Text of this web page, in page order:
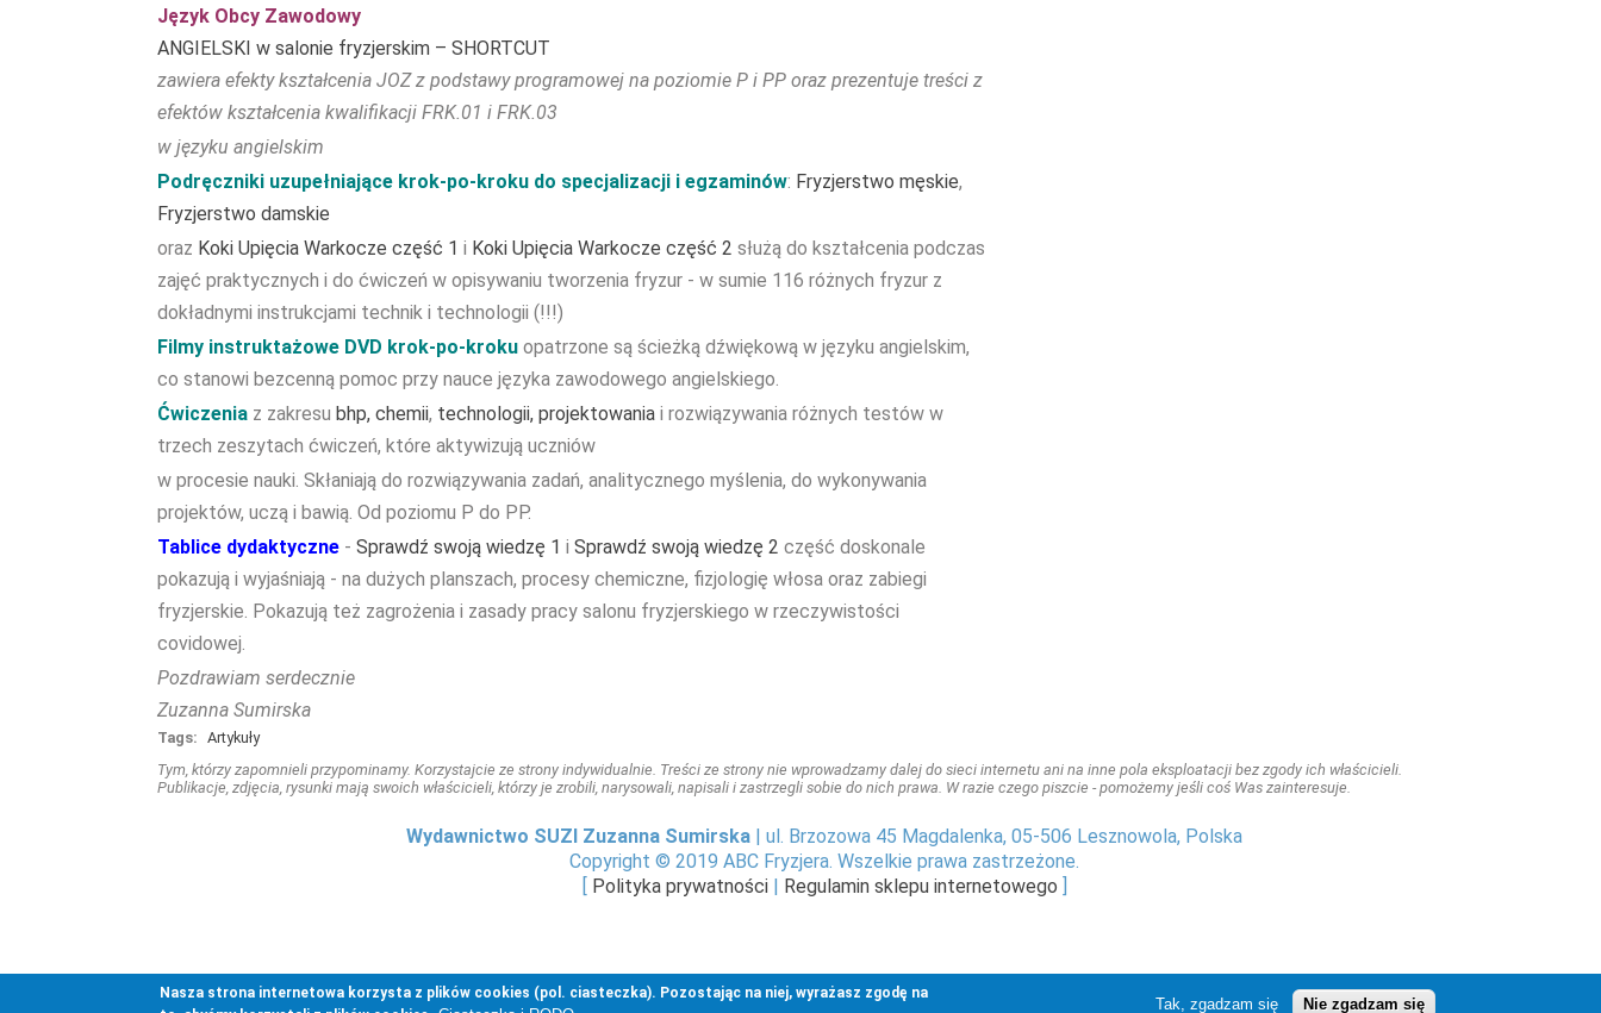
Język Obcy Zawodowy
ANGIELSKI w salonie fryzjerskim – SHORTCUT
zawiera efekty kształcenia JOZ z podstawy programowej na poziomie P i PP oraz prezentuje treści z
efektów kształcenia kwalifikacji FRK.01 i FRK.03
w języku angielskim
Podręczniki uzupełniające krok-po-kroku do specjalizacji i egzaminów: Fryzjerstwo męskie,
Fryzjerstwo damskie
oraz Koki Upięcia Warkocze część 1 i Koki Upięcia Warkocze część 2 służą do kształcenia podczas
zajęć praktycznych i do ćwiczeń w opisywaniu tworzenia fryzur - w sumie 116 różnych fryzur z
dokładnymi instrukcjami technik i technologii (!!!)
Filmy instruktażowe DVD krok-po-kroku opatrzone są ścieżką dźwiękową w języku angielskim,
co stanowi bezcenną pomoc przy nauce języka zawodowego angielskiego.
Ćwiczenia z zakresu bhp, chemii, technologii, projektowania i rozwiązywania różnych testów w
trzech zeszytach ćwiczeń, które aktywizują uczniów
w procesie nauki. Skłaniają do rozwiązywania zadań, analitycznego myślenia, do wykonywania
projektów, uczą i bawią. Od poziomu P do PP.
Tablice dydaktyczne - Sprawdź swoją wiedzę 1 i Sprawdź swoją wiedzę 2 część doskonale
pokazują i wyjaśniają - na dużych planszach, procesy chemiczne, fizjologię włosa oraz zabiegi
fryzjerskie. Pokazują też zagrożenia i zasady pracy salonu fryzjerskiego w rzeczywistości
covidowej.
Pozdrawiam serdecznie
Zuzanna Sumirska
Tags: Artykuły
Tym, którzy zapomnieli przypominamy. Korzystajcie ze strony indywidualnie. Treści ze strony nie wprowadzamy dalej do sieci internetu ani na inne pola eksploatacji bez zgody ich właścicieli.
Publikacje, zdjęcia, rysunki mają swoich właścicieli, którzy je zrobili, narysowali, napisali i zastrzegli sobie do nich prawa. W razie czego piszcie - pomożemy jeśli coś Was zainteresuje.
Wydawnictwo SUZI Zuzanna Sumirska | ul. Brzozowa 45 Magdalenka, 05-506 Lesznowola, Polska
Copyright © 2019 ABC Fryzjera. Wszelkie prawa zastrzeżone.
[ Polityka prywatności| Regulamin sklepu internetowego ]
Nasza strona internetowa korzysta z plików cookies (pol. ciasteczka). Pozostając na niej, wyrażasz zgodę na
Tak, zgadzam się Nie zgadzam się